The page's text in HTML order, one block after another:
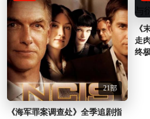
21部
《海军罪案调查处》全季追剧指
《
走
终